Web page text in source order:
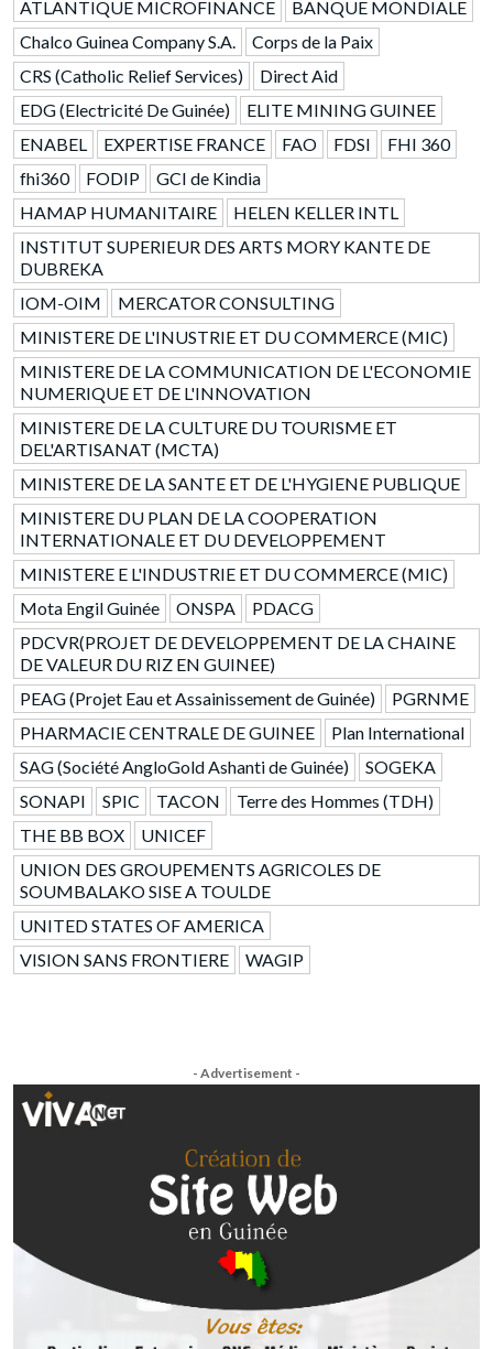
ATLANTIQUE MICROFINANCE
BANQUE MONDIALE
Chalco Guinea Company S.A.
Corps de la Paix
CRS (Catholic Relief Services)
Direct Aid
EDG (Electricité De Guinée)
ELITE MINING GUINEE
ENABEL
EXPERTISE FRANCE FAO FDSI
FHI 360
fhi360
FODIP
GCI de Kindia
HAMAP HUMANITAIRE
HELEN KELLER INTL
INSTITUT SUPERIEUR DES ARTS MORY KANTE DE
DUBREKA
IOM-OIM
MERCATOR CONSULTING
MINISTERE DE L'INUSTRIE ET DU COMMERCE (MIC)
MINISTERE DE LA COMMUNICATION DE L'ECONOMIE
NUMERIQUE ET DE L'INNOVATION
MINISTERE DE LA CULTURE DU TOURISME ET
DEL'ARTISANAT (MCTA)
MINISTERE DE LA SANTE ET DE L'HYGIENE PUBLIQUE
MINISTERE DU PLAN DE LA COOPERATION
INTERNATIONALE ET DU DEVELOPPEMENT
MINISTERE E L'INDUSTRIE ET DU COMMERCE (MIC)
Mota Engil Guinée
ONSPA
PDACG
PDCVR(PROJET DE DEVELOPPEMENT DE LA CHAINE
DE VALEUR DU RIZ EN GUINEE)
PEAG (Projet Eau et Assainissement de Guinée)
PGRNME
PHARMACIE CENTRALE DE GUINEE
Plan International
SAG (Société AngloGold Ashanti de Guinée)
SOGEKA
SONAPI
SPIC TACON
Terre des Hommes (TDH)
THE BB BOX
UNICEF
UNION DES GROUPEMENTS AGRICOLES DE
SOUMBALAKO SISE A TOULDE
UNITED STATES OF AMERICA
VISION SANS FRONTIERE
WAGIP
- Advertisement -